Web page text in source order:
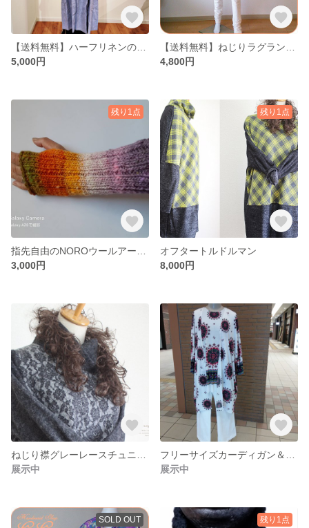
5,000円
4,800円
残り1点
3,000円
残り1点
オフタートルドルマン
8,000円
展示中
展示中
SOLD OUT 残り1点